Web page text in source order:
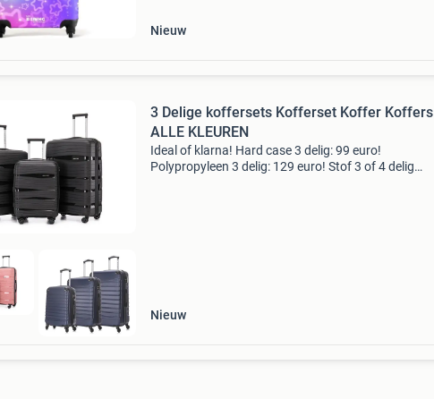
Nieuw
3 Delige koffersets Kofferset Koffer Koffers
ALLE KLEUREN
Ideal of klarna! Hard case 3 delig: 99 euro!
Polypropyleen 3 delig: 129 euro! Stof 3 of 4 delig
Nieuw